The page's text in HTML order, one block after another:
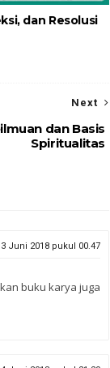
dan Resolusi
Next
dan Basis
Spiritualitas
Juni 2018 pukul 00.47
buku karya juga